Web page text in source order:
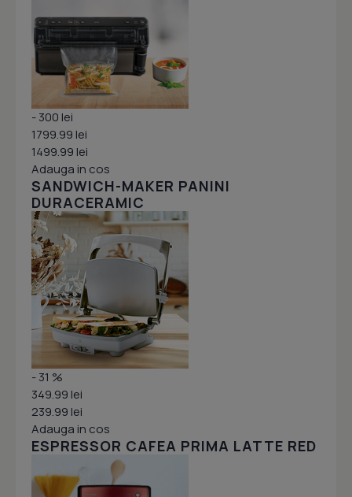
- 300 lei
1799.99 lei
1499.99 lei
Adauga in cos
SANDWICH-MAKER PANINI
DURACERAMIC
- 31 %
349.99 lei
239.99 lei
Adauga in cos
ESPRESSOR CAFEA PRIMA LATTE RED